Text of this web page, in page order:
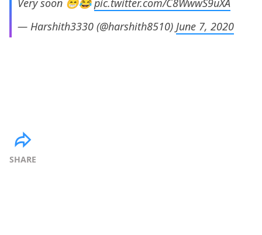
Very soon 😁😂pic.twitter.com/C8WwwS9uXA
— Harshith3330 (@harshith8510) June 7, 2020
SHARE